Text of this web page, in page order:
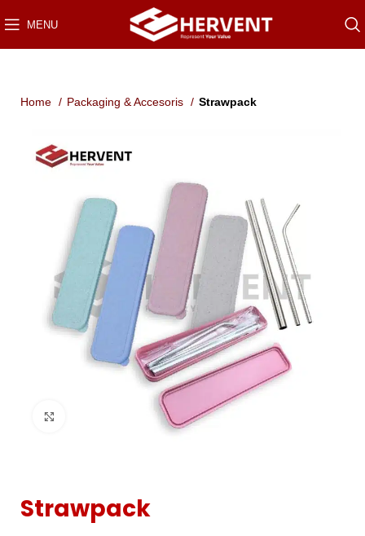
MENU
Home Packaging & Accesoris Strawpack
Click to enlarge
Strawpack